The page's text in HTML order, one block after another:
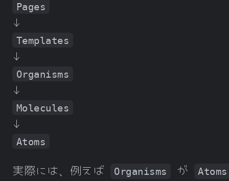
Pages
↓
Templates
↓
Organisms
↓
Molecules
↓
Atoms
実際には、例えば Organisms が
Atoms